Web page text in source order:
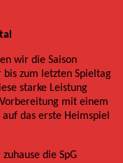
wir die Saison
zum letzten Spieltag
starke Leistung
mit einem
das erste Heimspiel
die SpG